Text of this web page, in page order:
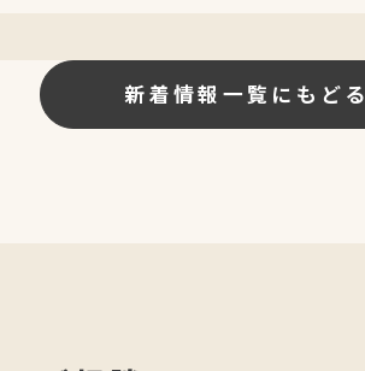
新着情報一覧にもどる